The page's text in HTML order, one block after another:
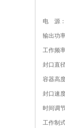
电 源：
输出功
工作频
封口直
容器高
封口速
时间调
工作制